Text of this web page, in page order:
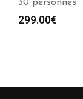
30 personnes
299.00€